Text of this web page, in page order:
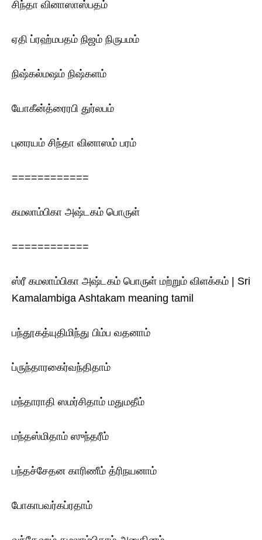
சிந்தா வினாஸாஸ்பதம்
ஏதி ப்ரஹ்மபதம் நிஜம் நிருபமம்
நிஷ்கல்மஷம் நிஷ்களம்
யோகீன்த்ரைரபி துர்லபம்
புனரயம் சிந்தா வினாஸம் பரம்
============
கமலாம்பிகா அஷ்டகம் பொருள்
============
ஸ்ரீ கமலாம்பிகா அஷ்டகம் பொருள் மற்றும் விளக்கம் | Sri
Kamalambiga Ashtakam meaning tamil
பந்தூகத்யுதிமிந்து பிம்ப வதனாம்
ப்ருந்தாரகைர்வந்திதாம்
மந்தாராதி ஸமர்சிதாம் மதுமதீம்
மந்தஸ்மிதாம் ஸுந்தரீம்
பந்தச்சேதன காரிணீம் த்ரிநயனாம்
போகாபவர்கப்ரதாம்